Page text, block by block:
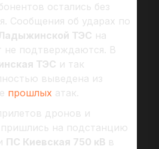
остались без
Сообщения об ударах по
ТЭС на
не подтверждаются. В
ТЭС и так
выведена из
прошлыхатак.
дронов и
на подстанцию
ПС Киевская 750 кВ в